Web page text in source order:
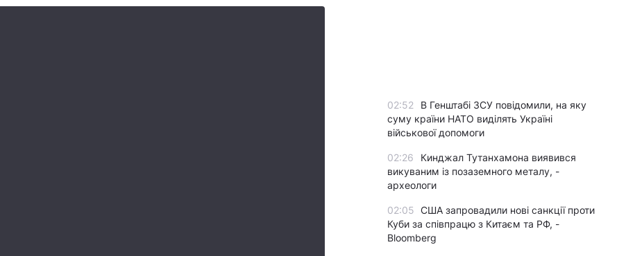
02:52
В Генштабі ЗСУ повідомили, на яку
суму країни НАТО виділять Україні
військової допомоги
02:26
Кинджал Тутанхамона виявився
викуваним із позаземного металу, -
археологи
02:05 США запровадили нові санкції проти
Куби за співпрацю з Китаєм та РФ, -
Bloomberg